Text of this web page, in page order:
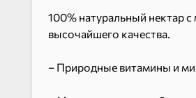
100% натуральный нектар
высочайшего качества.
– Природные витамины и